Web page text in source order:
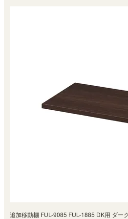
追加移動棚 FUL-9085 FUL-1885 DK用 ダー